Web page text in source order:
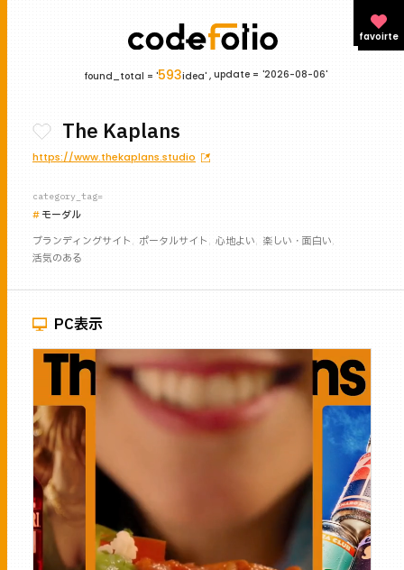
found_total = '593idea' , update ='2026-08-06'
favoirte
PC表示
The Kaplans
https://www.thekaplans.studio
category_tag=
モーダル
ブランディングサイト
ポータルサイト 心地よい 楽しい・面白い
活気のある